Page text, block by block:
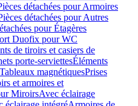
détachées pour Armoires
détachées pour Autres
pour Étagères
Duofix pour WC
de tiroirs et casiers de
porte-serviettesÉléments
Tableaux magnétiquesPrises
et armoires et
MiroirsAvec éclairage